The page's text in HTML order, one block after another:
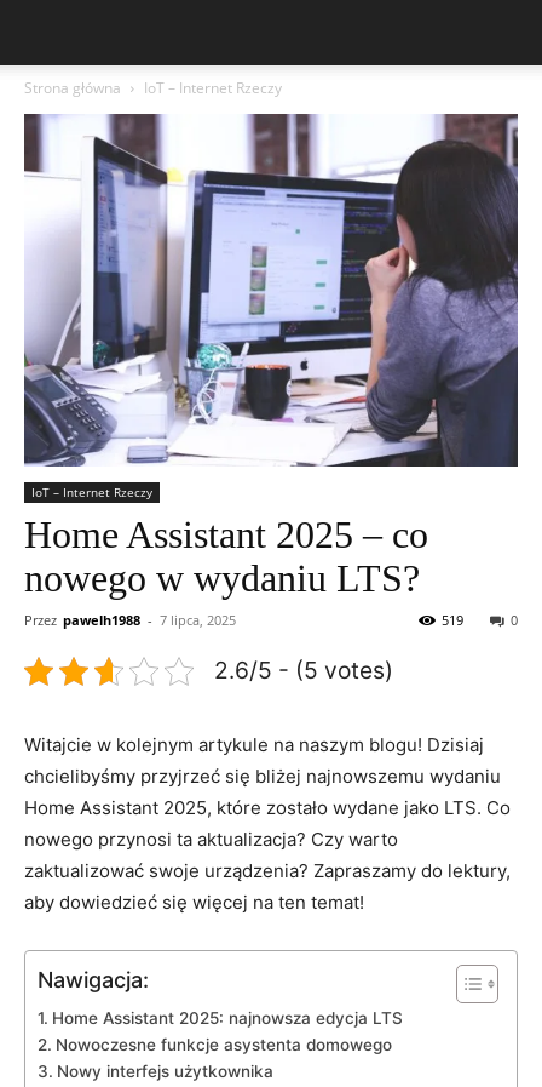
Strona główna IoT – Internet Rzeczy
IoT – Internet Rzeczy
Home Assistant 2025 – co
nowego w wydaniu LTS?
Przez pawelh1988 - 7 lipca, 2025 0
519
2.6/5 - (5 votes)
Witajcie w kolejnym artykule‍ na naszym blogu! Dzisiaj
chcielibyśmy przyjrzeć się bliżej ​najnowszemu wydaniu
Home Assistant 2025, które zostało wydane⁤ jako LTS. Co
nowego ⁢przynosi ⁤ta aktualizacja? Czy warto
zaktualizować swoje urządzenia? Zapraszamy do⁣ lektury,
aby dowiedzieć się więcej ⁢na ten‍ temat!
Nawigacja:
Home Assistant 2025: najnowsza edycja LTS
Nowoczesne funkcje asystenta domowego
Nowy interfejs​ użytkownika